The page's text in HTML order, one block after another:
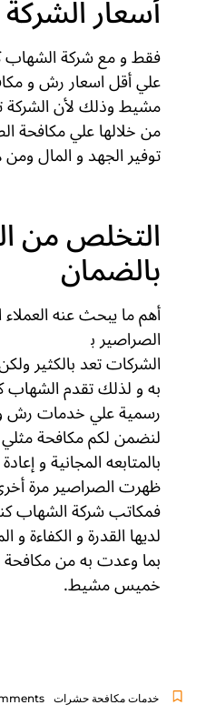
أسعار الشركة
فقط و مع شركة
علي أقل اسعار رش و
مشيط وذلك لأن الشركة
من خلالها علي مكافحة
توفير الجهد و المال ومن
التخلص من
بالضمان
أهم ما يبحث عنه
الصراصير ب
الشركات تعد بالكثير
به و لذلك تقدم
رسمية علي خدمات رش
لنضمن لكم مكافحة مثلي
بالمتابعه المجانية و
ظهرت الصراصير مرة
فمكاتب شركة الشهاب
لديها القدرة و الكفاءة و
بما وعدت به من
خميس مشيط.
خدمات مكافحة حشرات